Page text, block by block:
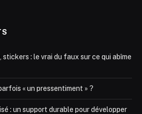
stickers : le vrai du faux sur ce qui abîme
« un pressentiment » ?
: un support durable pour développer